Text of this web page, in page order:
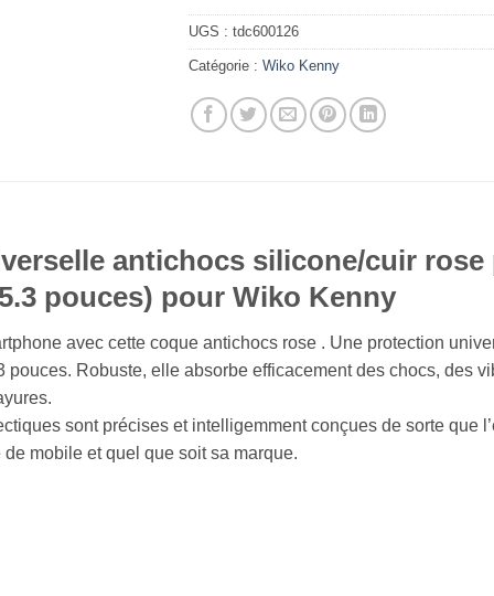
UGS :tdc600126
Catégorie :Wiko Kenny
antichocs silicone/cuir rose
pouces) pour Wiko Kenny
avec cette coque antichocs rose . Une protection
pouces. Robuste, elle absorbe efficacement des chocs, des
sont précises et intelligemment conçues de sorte que
de mobile et quel que soit sa marque.